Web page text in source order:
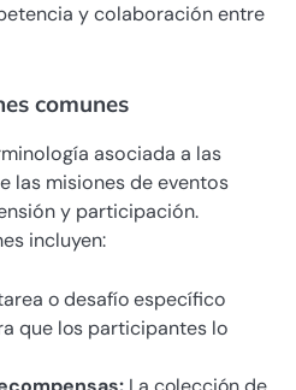
y colaboración entre
comunes
asociada a las
las misiones de eventos
y participación.
incluyen:
o desafío específico
que los participantes lo